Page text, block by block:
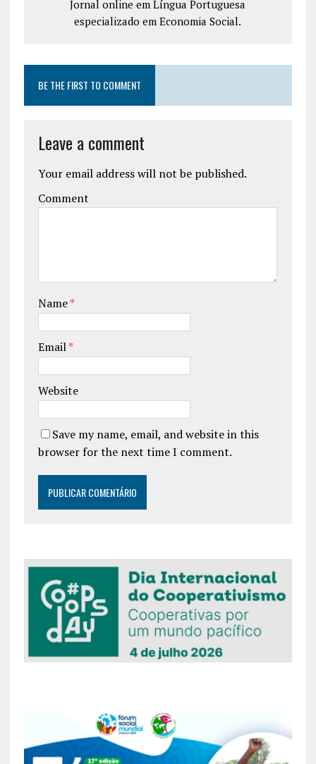
Jornal online em Língua Portuguesa
especializado em Economia Social.
BE THE FIRST TO COMMENT
Leave a comment
Your email address will not be published.
Comment
Name*
Email*
Website
Save my name, email, and website in this
browser for the next time I comment.